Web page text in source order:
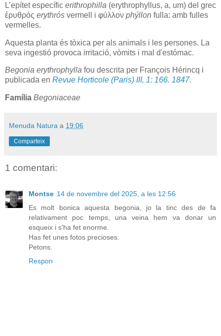
L’epítet específic erithrophilla (erythrophyllus, a, um) del grec
ἐρυθρός erythrós vermell i φύλλον phýllon fulla: amb fulles
vermelles.
Aquesta planta és tòxica per als animals i les persones. La
seva ingestió provoca irritació, vòmits i mal d'estómac.
Begonia erythrophylla fou descrita per François Hérincq i
publicada en Revue Horticole (Paris) III, 1: 166. 1847.
Família Begoniaceae
Menuda Natura a 19:06
Comparteix
1 comentari:
Montse 14 de novembre del 2025, a les 12:56
Es molt bonica aquesta begonia, jo la tinc des de fa
relativament poc temps, una veina hem va donar un
esqueix i s'ha fet enorme.
Has fet unes fotos precioses.
Petons.
Respon